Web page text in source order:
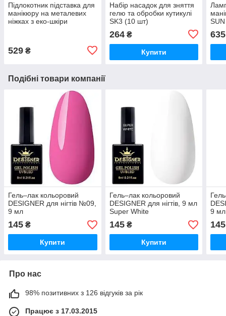
Підлокотник підставка для
манікюру на металевих
ніжках з еко-шкіри
529 ₴
Набір насадок для зняття
гелю та обробки кутикулі
SK3 (10 шт)
264₴
Купити
635
Подібні товари компанії
Гель–лак кольоровий
DESIGNER для нігтів №09,
9 мл
145 ₴
Купити
Гель–лак кольоровий
DESIGNER для нігтів, 9 мл
Super White
145₴
Купити
9 мл
145
Про нас
98% позитивних з 126 відгуків за рік
Працює з 17.03.2015